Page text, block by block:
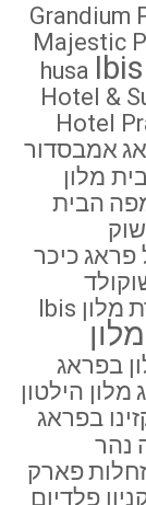
Grandium
Majestic
husa
Hotel &
Hotel
אמבסדור
מלון
הבית
פראג כיכר
מלון Ibis
מלון
בפראג
מלון הילטון
בפראג
נהר
פארק
פלדיום